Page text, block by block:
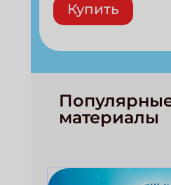
Купить
материалы